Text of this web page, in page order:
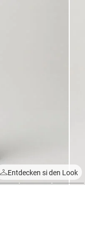
Entdecken si den Look